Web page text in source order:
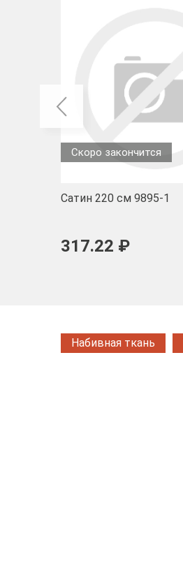
Скоро закончится
Сатин 220 см 9895-1
317.22 ₽
Набивная ткань